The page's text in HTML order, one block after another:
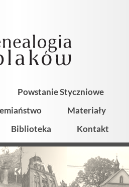
Powstanie Styczniowe
Materiały
Biblioteka Kontakt